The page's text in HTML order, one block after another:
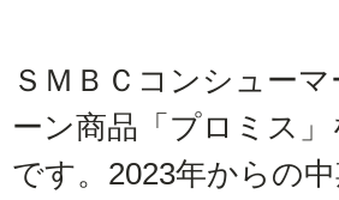
ＳＭＢＣコンシュー
ーン商品「プロミス
です。2023年からの